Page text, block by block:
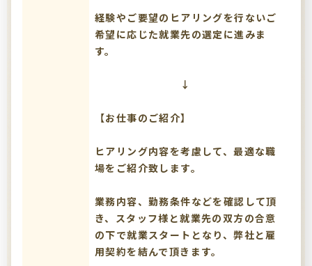
経験やご要望のヒアリングを行ないご
希望に応じた就業先の選定に進みま
す。
↓
【お仕事のご紹介】
ヒアリング内容を考慮して、最適な職
場をご紹介致します。
業務内容、勤務条件などを確認して頂
き、スタッフ様と就業先の双方の合意
の下で就業スタートとなり、弊社と雇
用契約を結んで頂きます。